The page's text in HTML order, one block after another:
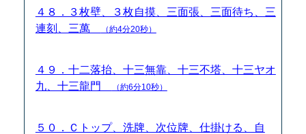
４８．３枚壁、３枚自摸、三面張、三面待ち、三
連刻、三萬
（約4分20秒）
４９．十二落抬、十三無靠、十三不塔、十三ヤオ
九、十三龍門
（約6分10秒）
５０．Ｃトップ、洗牌、次位牌、仕掛ける、自